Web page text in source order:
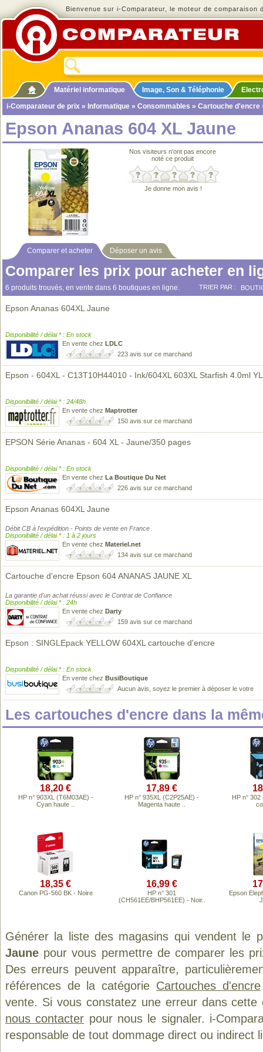
Bienvenue sur i-Comparateur, le moteur de comparaison
Matériel informatique Image, Son & Téléphonie
i-Comparateur de prix » Informatique » Consommables » Cartouche d'encre
Epson Ananas 604 XL Jaune
Nos visiteurs n'ont pas encore
noté ce produit
Je donne mon avis !
Comparer et acheter Déposer un avis
Comparer les prix pour acheter en
6 produits trouvés, en vente dans 6 boutiques en ligne. TRIER PAR :
Epson Ananas 604XL Jaune
Disponibilité / délai * : En stock
En vente chez LDLC
223 avis sur ce marchand
Epson - 604XL - C13T10H44010 - Ink/604XL 603XL Starfish 4.0ml YL
Disponibilité / délai * : 24/48h
En vente chez Maptrotter
150 avis sur ce marchand
EPSON Série Ananas - 604 XL - Jaune/350 pages
Disponibilité / délai * : En stock
En vente chez La Boutique Du Net
226 avis sur ce marchand
Epson Ananas 604XL Jaune
Débit CB à l'expédition - Points de vente en France
Disponibilité / délai * : 1 à 2 jours
En vente chez Materiel.net
134 avis sur ce marchand
Cartouche d'encre Epson 604 ANANAS JAUNE XL
La garantie d'un achat réussi avec le Contrat de Confiance
Disponibilité / délai * : 24h
En vente chez Darty
159 avis sur ce marchand
Epson : SINGLEpack YELLOW 604XL cartouche d'encre
Disponibilité / délai * : En stock
En vente chez BusiBoutique
Aucun avis, soyez le premier à déposer le votre
Les cartouches d'encre dans la
18,20 €
HP n° 903XL (T6M03AE) -
Cyan haute ..
17,89 €
HP n° 935XL (C2P25AE) -
Magenta haute ..
HP n°
18,35 €
Canon PG-560 BK - Noire
16,99 €
HP n° 301
(CH561EE/BHP561EE) - Noir..
Epson
Générer la liste des magasins qui vendent le
Jaune pour vous permettre de comparer les
Des erreurs peuvent apparaître,
références de la catégorie Cartouches d'encre
vente. Si vous constatez une erreur dans
nous contacter pour nous le signaler. i-
responsable de tout dommage direct ou indirect